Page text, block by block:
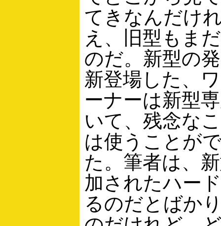
てきなんだけ
え、旧型もま
のだ。新型の
新登場した、
ーナーは新型
いて、残念な
は使うことが
た。筆者は、
加されたハー
るのだとばか